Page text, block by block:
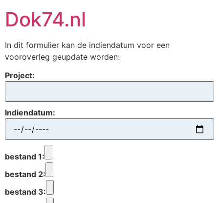
naar
de
inhoud
Dok74.nl
In dit formulier kan de indiendatum voor een
vooroverleg geupdate worden:
Project:
Indiendatum:
bestand 1:
bestand 2:
bestand 3: